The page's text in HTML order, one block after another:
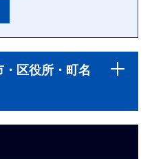
区役所・町名